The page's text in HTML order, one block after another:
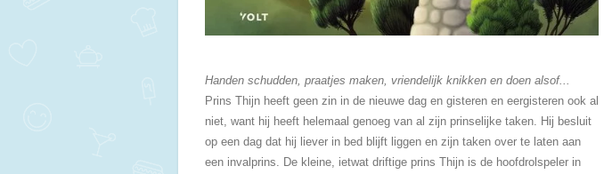
Handen schudden, praatjes maken, vriendelijk knikken en doen alsof...
Prins Thijn heeft geen zin in de nieuwe dag en gisteren en eergisteren ook al
niet, want hij heeft helemaal genoeg van al zijn prinselijke taken. Hij besluit
op een dag dat hij liever in bed blijft liggen en zijn taken over te laten aan
een invalprins. De kleine, ietwat driftige prins Thijn is de hoofdrolspeler in